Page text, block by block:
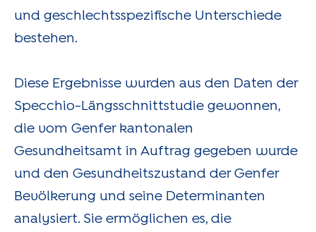
und geschlechtsspezifische Unterschiede
bestehen.
Diese Ergebnisse wurden aus den Daten der
Specchio-Längsschnittstudie gewonnen,
die vom Genfer kantonalen
Gesundheitsamt in Auftrag gegeben wurde
und den Gesundheitszustand der Genfer
Bevölkerung und seine Determinanten
analysiert. Sie ermöglichen es, die